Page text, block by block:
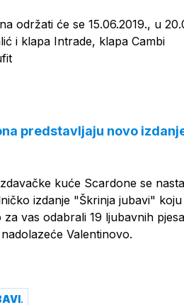
održati će se 15.06.2019., u
i klapa Intrade, klapa Cambi
predstavljaju novo
kuće Scardone se
izdanje "Škrinja jubavi"
vas odabrali 19 ljubavnih
Valentinovo.
.